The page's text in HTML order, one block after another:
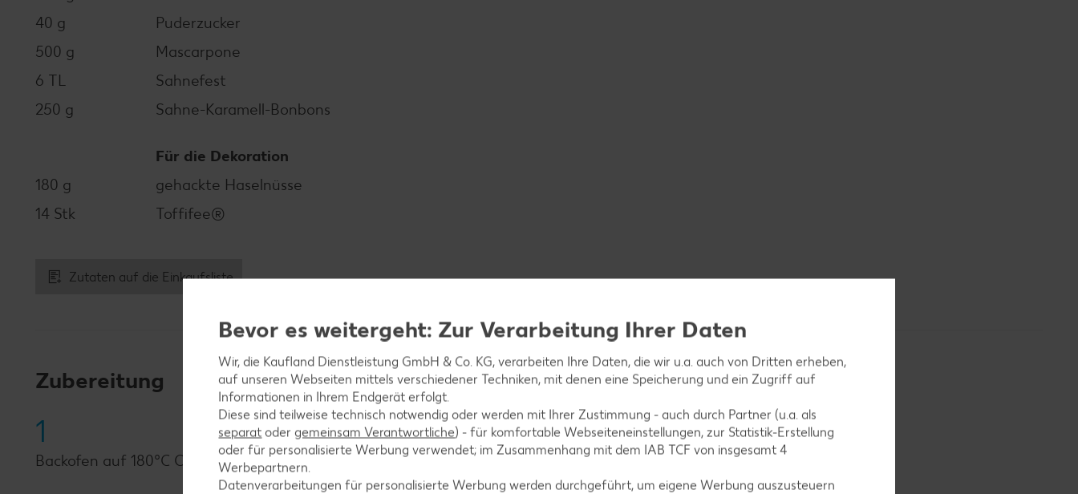
40 g
Puderzucker
500 g
Mascarpone
6 TL
Sahnefest
250 g
Sahne-Karamell-Bonbons
Für die Dekoration
180 g
gehackte Haselnüsse
14 Stk
Toffifee®
Zutaten auf die Einkaufsliste
Zubereitung
1
Backofen auf 180°C Ober- und Unterhitze vorheizen.
Bevor es weitergeht: Zur Verarbeitung Ihrer Daten
Wir, die Kaufland Dienstleistung GmbH & Co. KG, verarbeiten Ihre Daten, die wir u.a. auch von Dritten erheben,
auf unseren Webseiten mittels verschiedener Techniken, mit denen eine Speicherung und ein Zugriff auf
Informationen in Ihrem Endgerät erfolgt.
Diese sind teilweise technisch notwendig oder werden mit Ihrer Zustimmung - auch durch Partner (u.a. als
separat oder gemeinsam Verantwortliche) - für komfortable Webseiteneinstellungen, zur Statistik-Erstellung
oder für personalisierte Werbung verwendet; im Zusammenhang mit dem IAB TCF von insgesamt4
Werbepartnern.
Datenverarbeitungen für personalisierte Werbung werden durchgeführt, um eigene Werbung auszusteuern